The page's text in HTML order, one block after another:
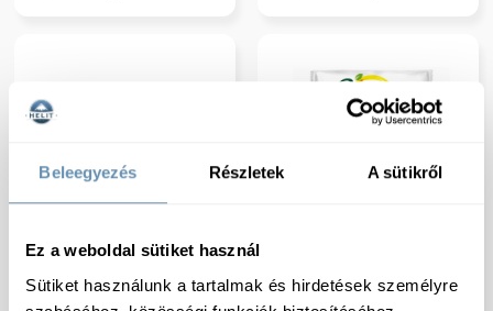
Beleegyezés Részletek A sütikről
Ez a weboldal sütiket használ
Sütiket használunk a tartalmak és hirdetések személyre
csöves 10kg/#
kukorica hasáb 1kg
6db/#